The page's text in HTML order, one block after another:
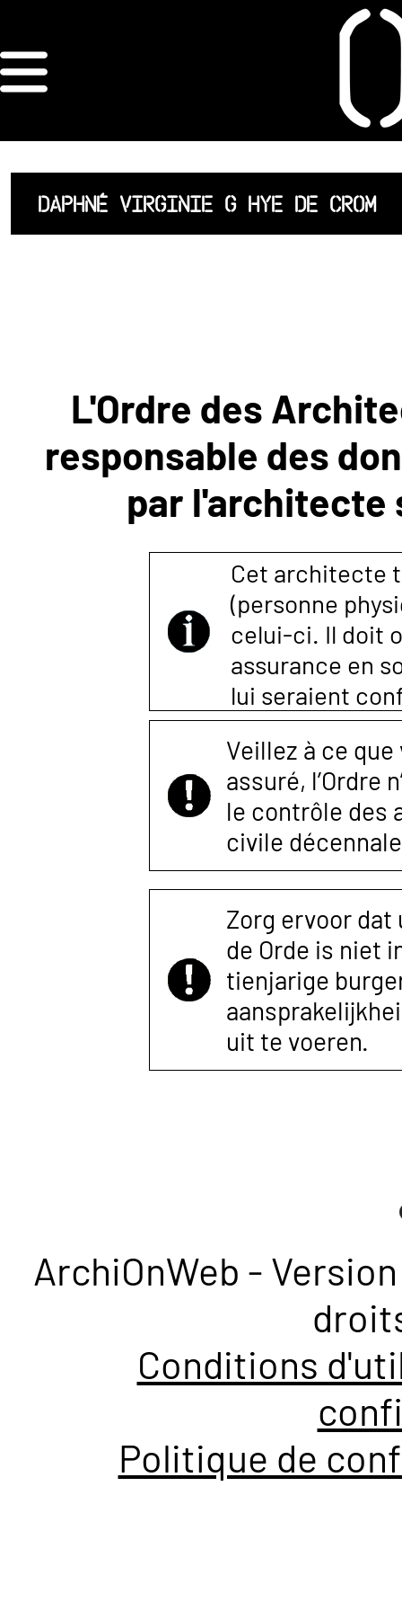
ORDRE DES
ARCHITECTES
ACCUEIL
LISTE DES
NOUS
CONTACTER
DAPHNÉ VIRGINIE G HYE DE CROM
L'Ordre des
responsable des
par l'architecte
Cet architecte
(personne
celui-ci. Il doit
assurance en
lui seraient
Veillez à ce
assuré, l’Ordre
le contrôle des
civile
Zorg ervoor
de Orde is niet
tienjarige
uit te voeren.
ArchiOnWeb -
Conditions
Politique de